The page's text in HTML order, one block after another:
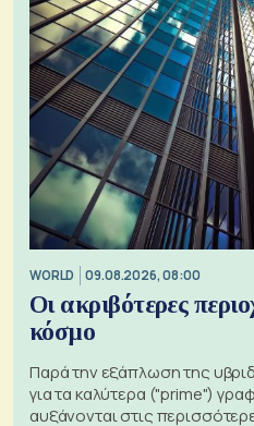
WORLD 09.08.2026, 08:00
Οι ακριβότερες
κόσμο
Παρά την εξάπλωση της
για τα καλύτερα ("prime")
αυξάνονται στις